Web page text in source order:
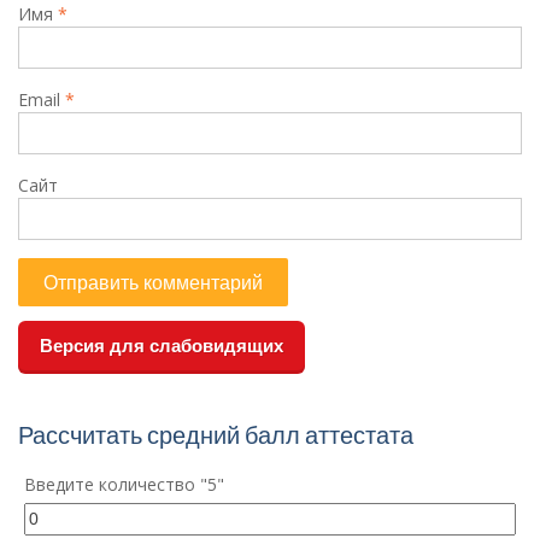
Имя *
Email *
Сайт
Версия для слабовидящих
Рассчитать средний балл аттестата
Введите количество "5"